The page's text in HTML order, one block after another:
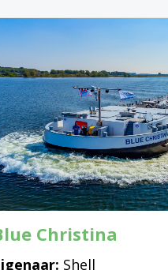
Christina
Shell